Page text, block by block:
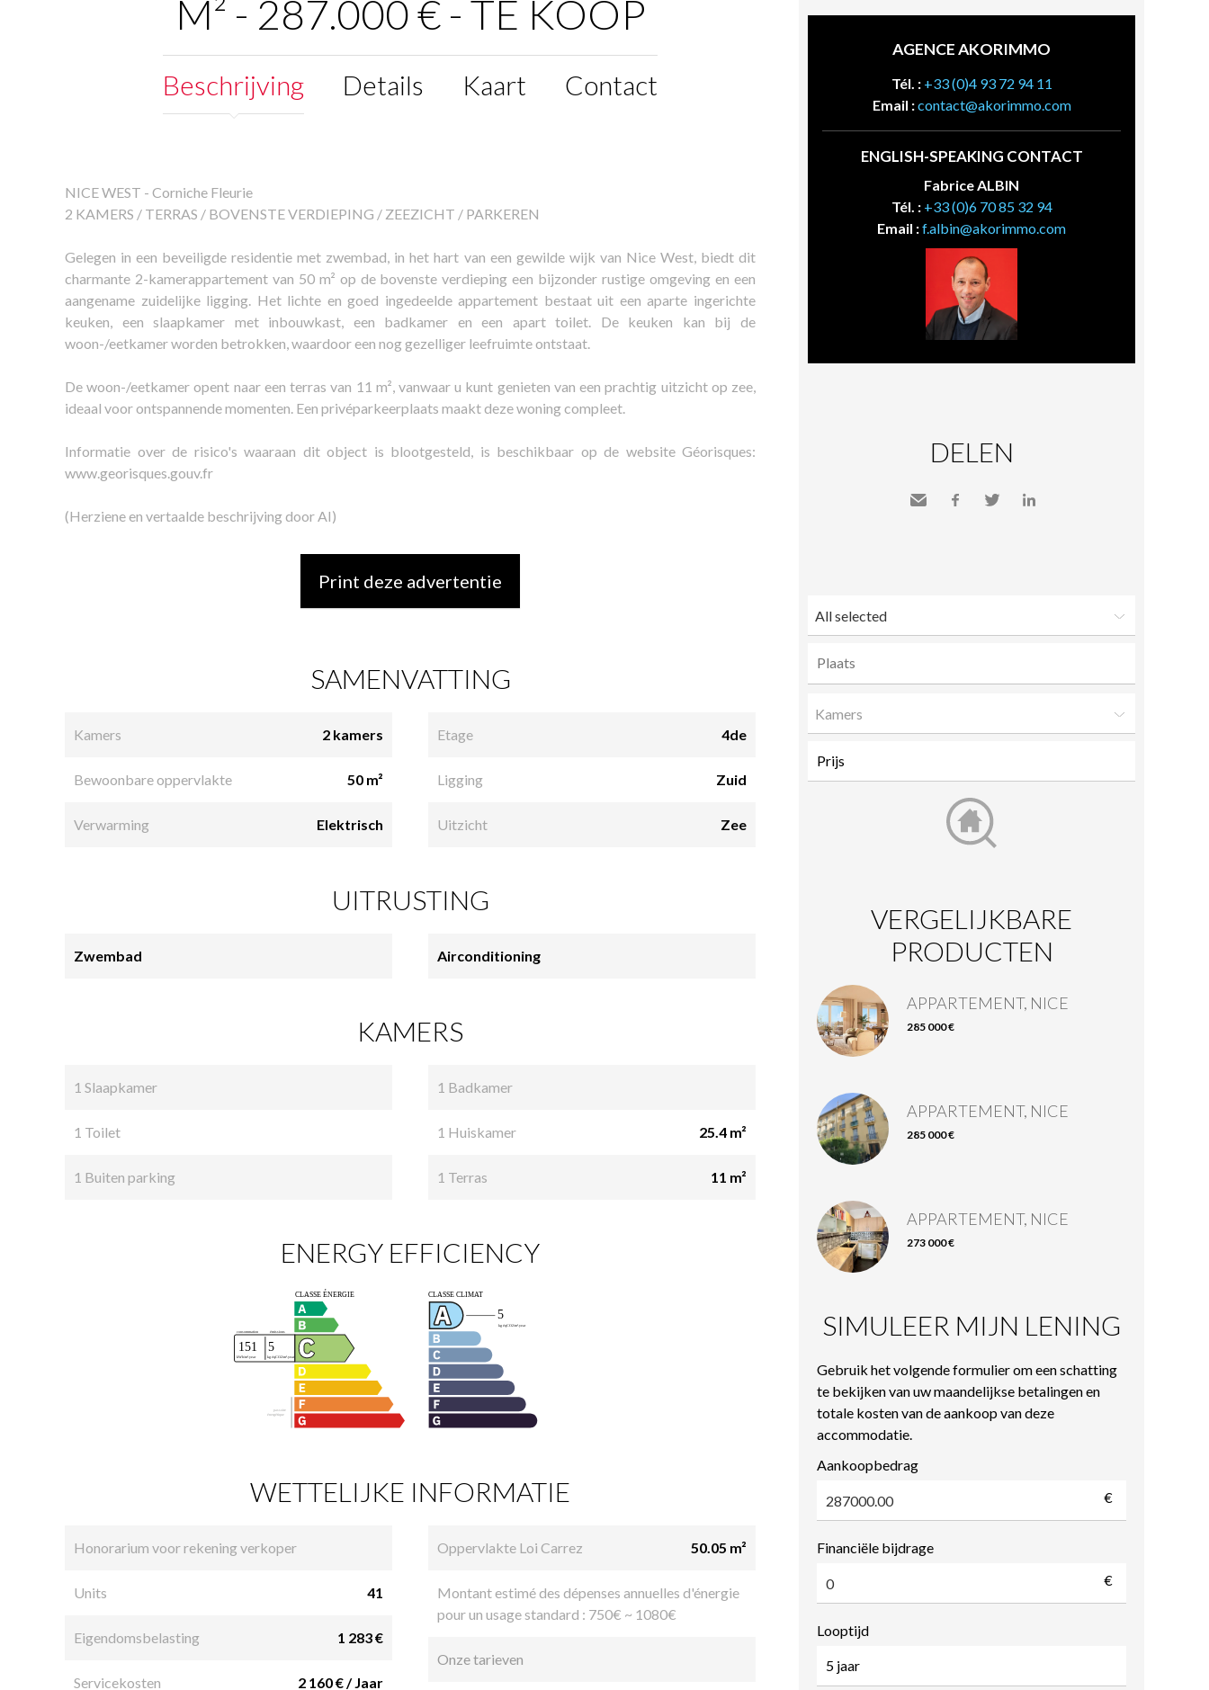
M² - 287.000 € - TE KOOP
Beschrijving Details Kaart Contact
NICE WEST - Corniche Fleurie
2 KAMERS / TERRAS / BOVENSTE VERDIEPING / ZEEZICHT / PARKEREN
Gelegen in een beveiligde residentie met zwembad, in het hart van een gewilde wijk van Nice West, biedt dit
charmante 2-kamerappartement van 50 m² op de bovenste verdieping een bijzonder rustige omgeving en een
aangename zuidelijke ligging. Het lichte en goed ingedeelde appartement bestaat uit een aparte ingerichte
keuken, een slaapkamer met inbouwkast, een badkamer en een apart toilet. De keuken kan bij de
woon-/eetkamer worden betrokken, waardoor een nog gezelliger leefruimte ontstaat.
De woon-/eetkamer opent naar een terras van 11 m², vanwaar u kunt genieten van een prachtig uitzicht op zee,
ideaal voor ontspannende momenten. Een privéparkeerplaats maakt deze woning compleet.
Informatie over de risico's waaraan dit object is blootgesteld, is beschikbaar op de website Géorisques:
www.georisques.gouv.fr
(Herziene en vertaalde beschrijving door AI)
Print deze advertentie
SAMENVATTING
Kamers 2 kamers
Bewoonbare oppervlakte 50 m²
Verwarming Elektrisch
Etage 4de
Ligging Zuid
Uitzicht Zee
UITRUSTING
Zwembad Airconditioning
KAMERS
1 Slaapkamer
1 Toilet
1 Buiten parking
1 Badkamer
1 Huiskamer 25.4 m²
1 Terras 11 m²
ENERGY EFFICIENCY
WETTELIJKE INFORMATIE
Honorarium voor rekening verkoper
Units 41
Eigendomsbelasting 1 283 €
Servicekosten 2 160 € / Jaar
Oppervlakte Loi Carrez 50.05 m²
Montant estimé des dépenses annuelles d'énergie
pour un usage standard : 750€ ~ 1080€
Onze tarieven
AGENCE AKORIMMO
Tél. : +33 (0)4 93 72 94 11
Email :contact@akorimmo.com
ENGLISH-SPEAKING CONTACT
Fabrice ALBIN
Tél. : +33 (0)6 70 85 32 94
Email :f.albin@akorimmo.com
DELEN
All selected
Kamers
VERGELIJKBARE
PRODUCTEN
APPARTEMENT, NICE
285 000 €
APPARTEMENT, NICE
285 000 €
APPARTEMENT, NICE
273 000 €
SIMULEER MIJN LENING
Gebruik het volgende formulier om een schatting
te bekijken van uw maandelijkse betalingen en
totale kosten van de aankoop van deze
accommodatie.
Aankoopbedrag
€
Financiële bijdrage
€
Looptijd